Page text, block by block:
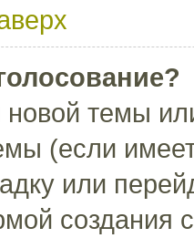
темы
(если
или
создания